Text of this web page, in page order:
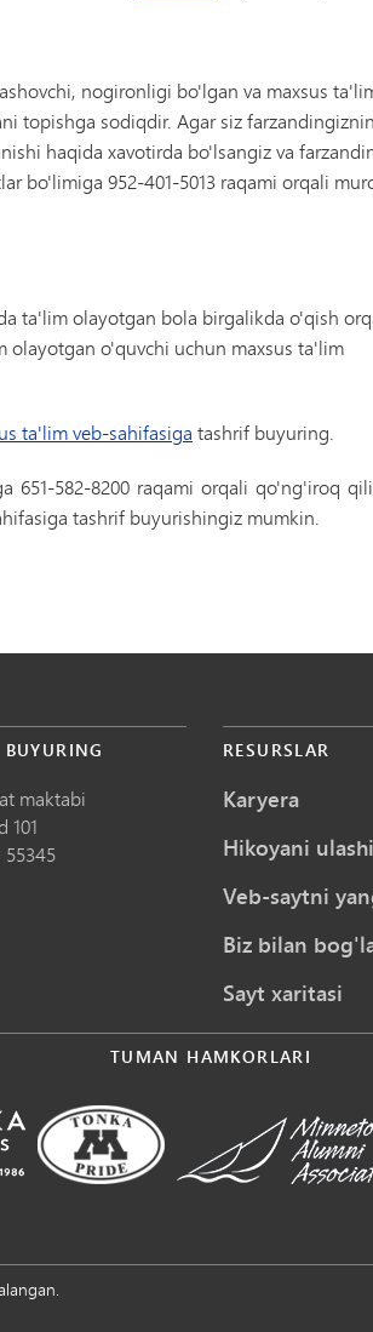
nogironligi bo'lgan va maxsus
topishga sodiqdir. Agar siz
haqida xavotirda bo'lsangiz va
bo'limiga 952-401-5013 raqami orqali
ta'lim olayotgan bola birgalikda o'qish
o'quvchi uchun maxsus ta'lim
ta'lim veb-sahifasiga tashrif buyuring.
651-582-8200 raqami orqali qo'ng'iroq
tashrif buyurishingiz mumkin.
maktabi
101
55345
RESURSLAR
Karyera
Hikoyani
Veb-saytni
Biz bilan
Sayt xaritasi
TUMAN HAMKORLARI